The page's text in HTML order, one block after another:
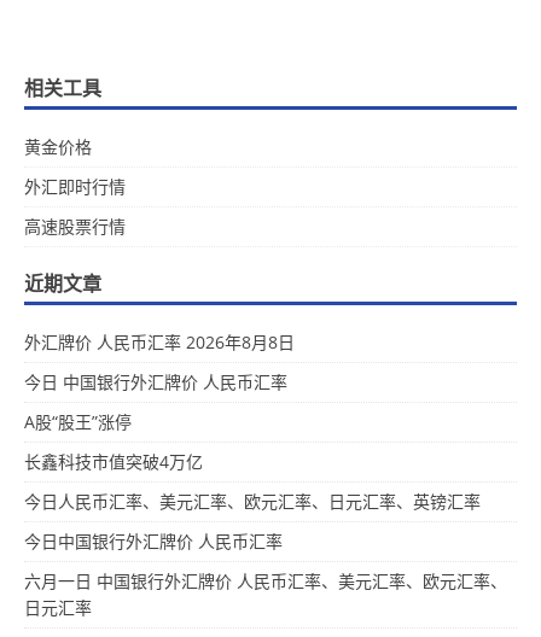
相关工具
黄金价格
外汇即时行情
高速股票行情
近期文章
外汇牌价 人民币汇率 2026年8月8日
今日 中国银行外汇牌价 人民币汇率
A股“股王”涨停
长鑫科技市值突破4万亿
今日人民币汇率、美元汇率、欧元汇率、日元汇率、英镑汇率
今日中国银行外汇牌价 人民币汇率
六月一日 中国银行外汇牌价 人民币汇率、美元汇率、欧元汇率、
日元汇率